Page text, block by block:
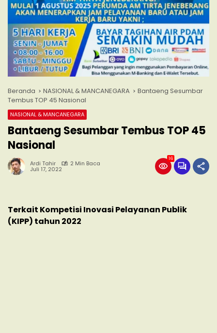
Beranda NASIONAL & MANCANEGARA
Bantaeng Sesumbar
Tembus TOP 45 Nasional
NASIONAL & MANCANEGARA
Bantaeng Sesumbar Tembus TOP 45
Nasional
Ardi Tahir 2 Min Baca
Juli 17, 2022
16
Terkait Kompetisi Inovasi Pelayanan Publik
(KIPP) tahun 2022